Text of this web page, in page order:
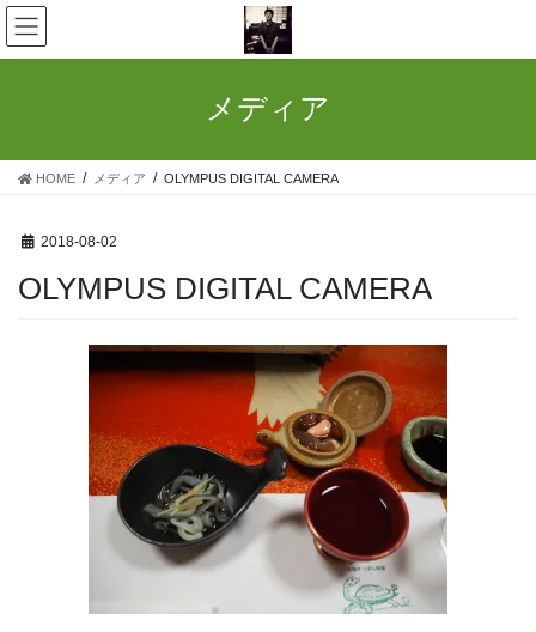
コ
ン
テ
ス
ナ
ビ
ゲ
ン
メディア
HOME メディア OLYMPUS DIGITAL CAMERA
2018-08-02
OLYMPUS DIGITAL CAMERA